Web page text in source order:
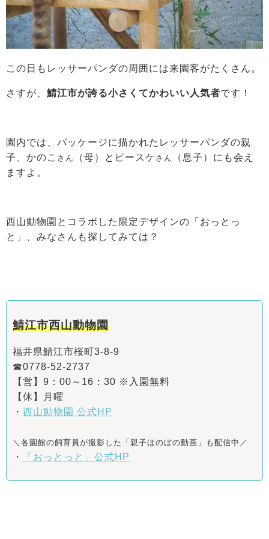
この日もレッサーパンダの周囲には来園客がたくさん。
さすが、 鯖江市が誇る小さくてかわいい人気者です！
園内では、パッケージに描かれたレッサーパンダの親
子、かのこ さん （母）とピースケ さん
（息子）にも会え
ますよ。
西山動物園とコラボした限定デザインの「おっとっ
と」、みなさんも探してみては？
鯖江市西山動物園
福井県鯖江市桜町3-8-9
☎0778-52-2737
【営】9：00～16：30 ※入園無料
【休】月曜
・ 西山動物園 公式HP
＼各園館の飼育員が撮影した「親子ほのぼの動画」も配信中／
・ 「おっとっと」公式HP